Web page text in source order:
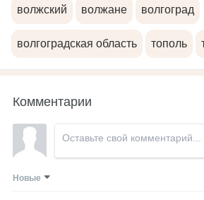
волжский волжане волгоград
волгоградская область тополь
Комментарии
Новые